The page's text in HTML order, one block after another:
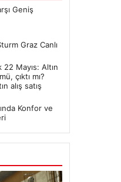
Geniş
Graz Canlı
22 Mayıs: Altın
çıktı mı?
alış satış
Konfor ve